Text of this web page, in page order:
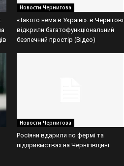
Новости Чернигова
«Такого нема в Україні»: в Чернігові
відкрили багатофункціональний
безпечний простір (Відео)
Новости Чернигова
Росіяни вдарили по фермі та
підприємствах на Чернігівщині